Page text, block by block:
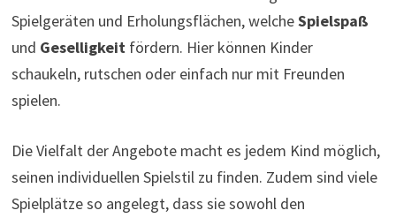
Spielgeräten und Erholungsflächen, welcheSpielspaß
und Geselligkeitfördern. Hier können Kinder
schaukeln, rutschen oder einfach nur mit Freunden
spielen.
Die Vielfalt der Angebote macht es jedem Kind möglich,
seinen individuellen Spielstil zu finden. Zudem sind viele
Spielplätze so angelegt, dass sie sowohl den